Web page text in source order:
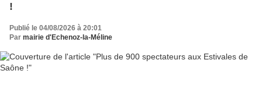
!
Publié le 04/08/2026 à 20:01
Par mairie d'Echenoz-la-Méline